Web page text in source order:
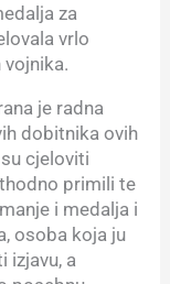
za
vrlo
je radna
dobitnika ovih
cjeloviti
primili te
i medalja i
osoba koja ju
izjavu, a